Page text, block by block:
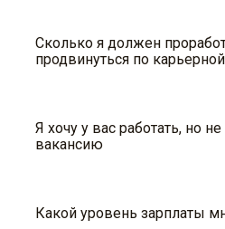
Сколько я должен
продвинуться по
Я хочу у вас работать, но
вакансию
dep@ecvols.ru и мы
Какой уровень зарплаты